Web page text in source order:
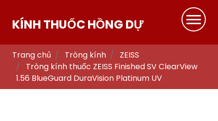
KÍNH THUỐC HỒNG DỰ
Trang chủ Tròng kính
ZEISS
Tròng kính thuốc ZEISS Finished SV ClearView
1.56 BlueGuard DuraVision Platinum UV